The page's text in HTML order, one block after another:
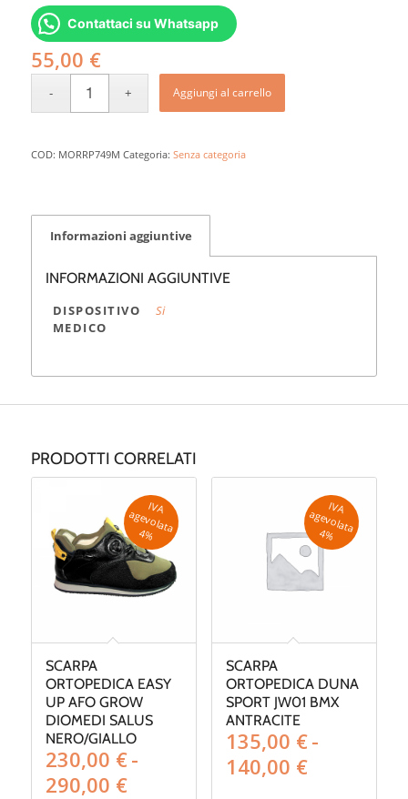
Contattaci su Whatsapp
55,00 €
Aggiungi al carrello
COD: MORRP749M Categoria: Senza categoria
Informazioni aggiuntive
INFORMAZIONI AGGIUNTIVE
DISPOSITIVO
MEDICO
Si
PRODOTTI CORRELATI
SCARPA
ORTOPEDICA EASY
UP AFO GROW
DIOMEDI SALUS
NERO/GIALLO
230,00 €-
290,00 €Fascia
IV
A
a
g
e
v
o
la
ta
4
%
SCARPA
ORTOPEDICA DUNA
SPORT JW01 BMX
ANTRACITE
135,00 €-
140,00 €Fascia
IV
A
a
g
e
v
o
la
ta
4
%